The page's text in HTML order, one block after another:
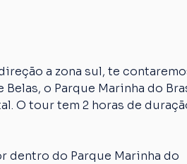
a zona sul, te
o Parque Marinha do
O tour tem 2 horas de
dentro do Parque Marinha do